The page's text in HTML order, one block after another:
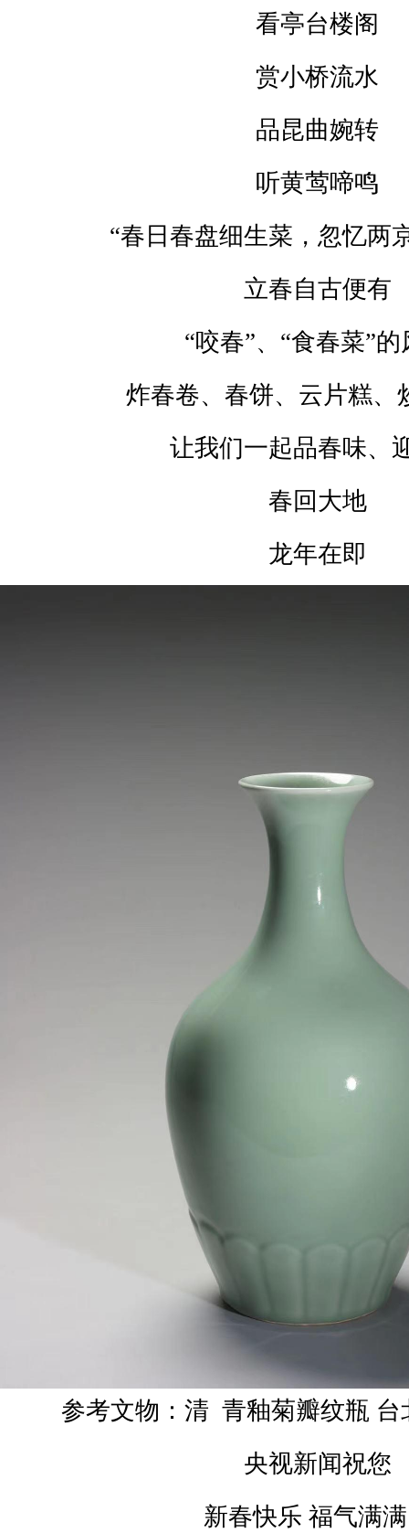
看亭台楼阁
赏小桥流水
品昆曲婉转
听黄莺啼鸣
“春日春盘细生菜，忽忆两
立春自古便有
“咬春”、“食春菜”
炸春卷、春饼、云片糕、
让我们一起品春味、
春回大地
龙年在即
参考文物：清 青釉菊瓣纹瓶 台
央视新闻祝您
新春快乐 福气满